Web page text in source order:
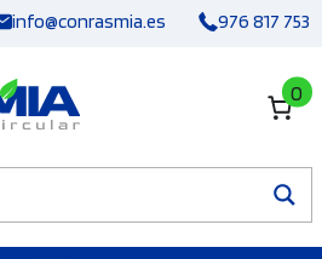
info@conrasmia.es 976 817 753
0